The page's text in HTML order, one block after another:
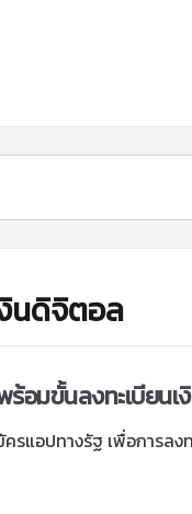
นดิจิตอล
อมขั้นลงทะเบียน
รแอปทางรัฐ เพื่อการลง